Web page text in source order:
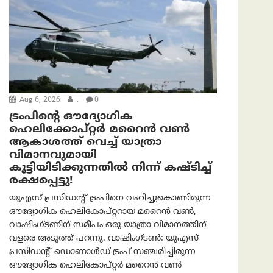
Aug 6, 2026 . 0
ട്രം‌പിന്റെ ഔദ്യോഗിക
ഹെലിക്കോപ്റ്റര്‍ മറൈന്‍ വണ്‍
ആകാശത്ത് വെച്ച് യാത്രാ
വിമാനവുമായി
കൂട്ടിയിടിക്കുന്നതിൽ നിന്ന് കഷ്ടിച്ച്
രക്ഷപ്പെട്ടു!
യുഎസ് പ്രസിഡന്റ് ട്രംപിനെ വഹിച്ചുകൊണ്ടിരുന്ന
ഔദ്യോഗിക ഹെലികോപ്റ്ററായ മറൈൻ വൺ,
വാഷിംഗ്ടണിന് സമീപം ഒരു യാത്രാ വിമാനത്തിന്
വളരെ അടുത്ത് പറന്നു. വാഷിംഗ്ടണ്‍: യുഎസ്
പ്രസിഡന്റ് ഡൊണാൾഡ് ട്രംപ് സഞ്ചരിച്ചിരുന്ന
ഔദ്യോഗിക ഹെലികോപ്റ്റർ മറൈൻ വൺ